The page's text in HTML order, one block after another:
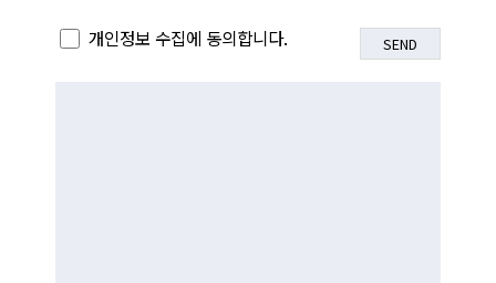
개인정보 수집에 동의합니다.